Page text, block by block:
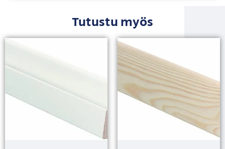
Tutustu myös